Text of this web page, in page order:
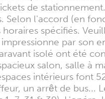
de
Selon l'accord (en
spécifiés.
par son
isolé ont été
salon, salle à
intérieurs font
un arrêt de bus...